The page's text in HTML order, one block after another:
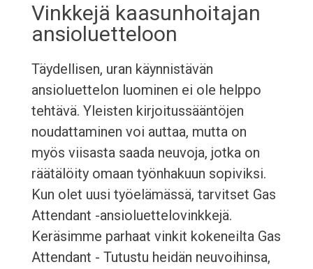
Vinkkejä kaasunhoitajan
ansioluetteloon
Täydellisen, uran käynnistävän
ansioluettelon luominen ei ole helppo
tehtävä. Yleisten kirjoitussääntöjen
noudattaminen voi auttaa, mutta on
myös viisasta saada neuvoja, jotka on
räätälöity omaan työnhakuun sopiviksi.
Kun olet uusi työelämässä, tarvitset Gas
Attendant -ansioluettelovinkkejä.
Keräsimme parhaat vinkit kokeneilta Gas
Attendant - Tutustu heidän neuvoihinsa,